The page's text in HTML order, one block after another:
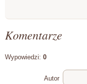
Komentarze
Wypowiedzi: 0
Autor